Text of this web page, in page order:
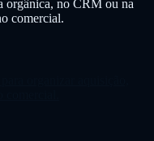
orgânica, no CRM ou na
comercial.